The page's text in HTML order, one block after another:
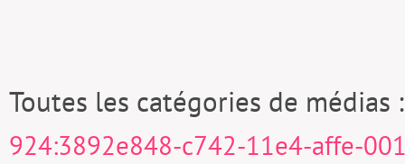
Toutes les catégories de médias
924:3892e848-c742-11e4-affe-